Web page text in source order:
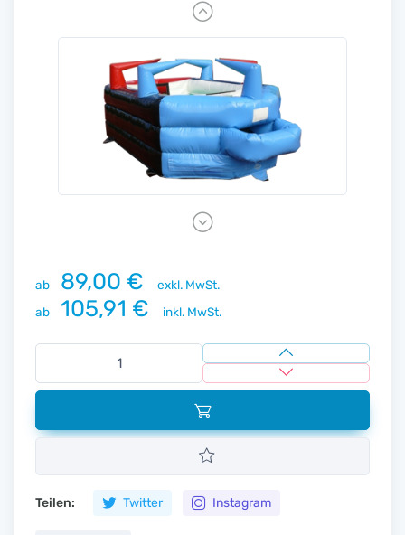
Previous
Next
ab 89,00 €
exkl. MwSt.
ab
105,91 € inkl. MwSt.
Teilen: Twitter Instagram